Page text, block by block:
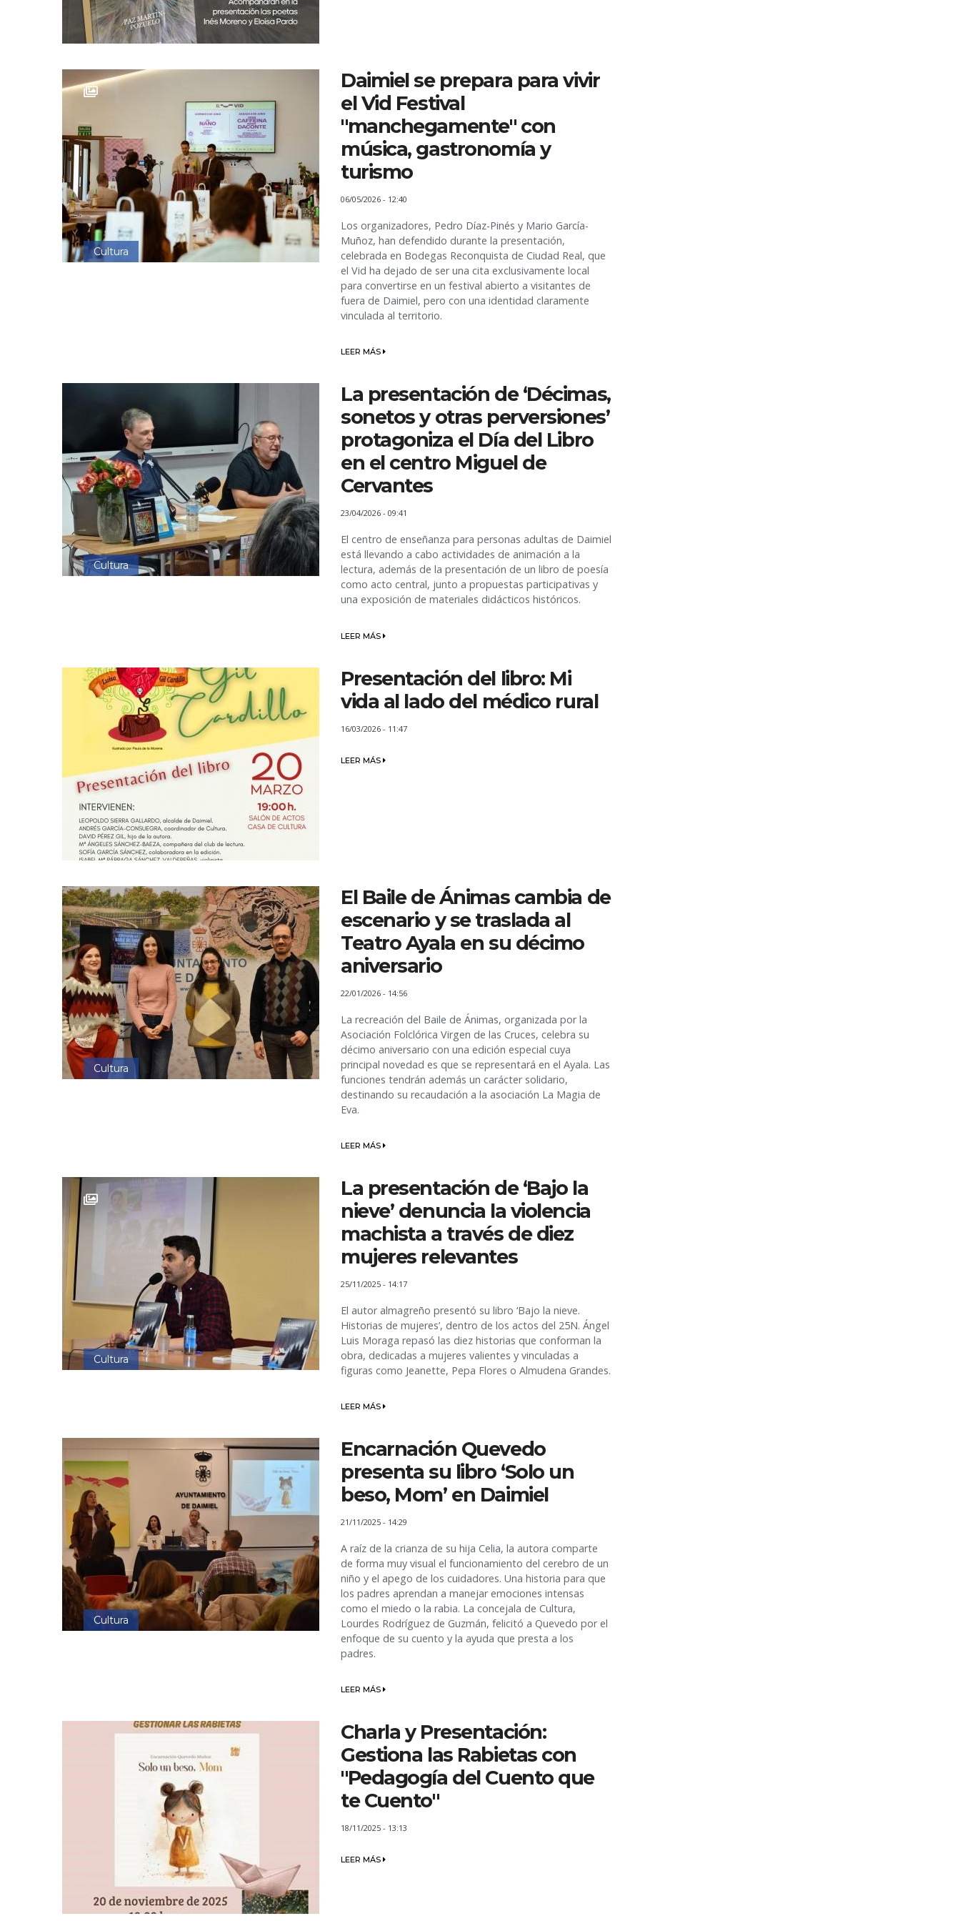
Cultura
Daimiel se prepara para vivir
el Vid Festival
"manchegamente" con
música, gastronomía y
turismo
06/05/2026 - 12:40
Los organizadores, Pedro Díaz-Pinés y Mario García-
Muñoz, han defendido durante la presentación,
celebrada en Bodegas Reconquista de Ciudad Real, que
el Vid ha dejado de ser una cita exclusivamente local
para convertirse en un festival abierto a visitantes de
fuera de Daimiel, pero con una identidad claramente
vinculada al territorio.
LEER MÁS
Cultura
La presentación de ‘Décimas,
sonetos y otras perversiones’
protagoniza el Día del Libro
en el centro Miguel de
Cervantes
23/04/2026 - 09:41
El centro de enseñanza para personas adultas de Daimiel
está llevando a cabo actividades de animación a la
lectura, además de la presentación de un libro de poesía
como acto central, junto a propuestas participativas y
una exposición de materiales didácticos históricos.
LEER MÁS
Presentación del libro: Mi
vida al lado del médico rural
16/03/2026 - 11:47
LEER MÁS
Cultura
El Baile de Ánimas cambia de
escenario y se traslada al
Teatro Ayala en su décimo
aniversario
22/01/2026 - 14:56
La recreación del Baile de Ánimas, organizada por la
Asociación Folclórica Virgen de las Cruces, celebra su
décimo aniversario con una edición especial cuya
principal novedad es que se representará en el Ayala. Las
funciones tendrán además un carácter solidario,
destinando su recaudación a la asociación La Magia de
Eva.
LEER MÁS
Cultura
La presentación de ‘Bajo la
nieve’ denuncia la violencia
machista a través de diez
mujeres relevantes
25/11/2025 - 14:17
El autor almagreño presentó su libro ‘Bajo la nieve.
Historias de mujeres’, dentro de los actos del 25N. Ángel
Luis Moraga repasó las diez historias que conforman la
obra, dedicadas a mujeres valientes y vinculadas a
figuras como Jeanette, Pepa Flores o Almudena Grandes.
LEER MÁS
Cultura
Encarnación Quevedo
presenta su libro ‘Solo un
beso, Mom’ en Daimiel
21/11/2025 - 14:29
A raíz de la crianza de su hija Celia, la autora comparte
de forma muy visual el funcionamiento del cerebro de un
niño y el apego de los cuidadores. Una historia para que
los padres aprendan a manejar emociones intensas
como el miedo o la rabia. La concejala de Cultura,
Lourdes Rodríguez de Guzmán, felicitó a Quevedo por el
enfoque de su cuento y la ayuda que presta a los
padres.
LEER MÁS
Charla y Presentación:
Gestiona las Rabietas con
"Pedagogía del Cuento que
te Cuento"
18/11/2025 - 13:13
LEER MÁS